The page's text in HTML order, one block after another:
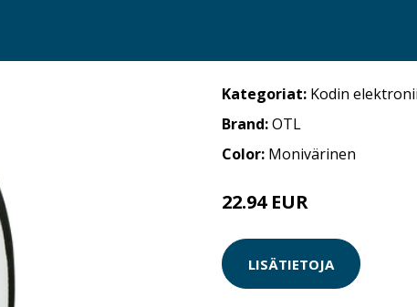
Kategoriat: Kodin
Brand:OTL
Color: Monivärinen
22.94 EUR
LISÄTIETOJA